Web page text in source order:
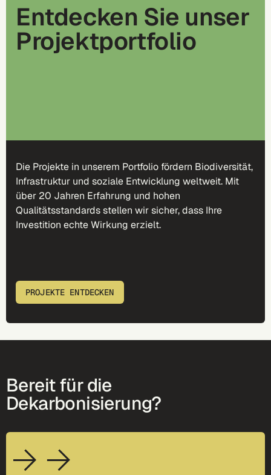
Entdecken Sie unser
Projektportfolio
Die Projekte in unserem Portfolio fördern Biodiversität,
Infrastruktur und soziale Entwicklung weltweit. Mit
über 20 Jahren Erfahrung und hohen
Qualitätsstandards stellen wir sicher, dass Ihre
Investition echte Wirkung erzielt.
PROJEKTE ENTDECKEN
Bereit für die
Dekarbonisierung?